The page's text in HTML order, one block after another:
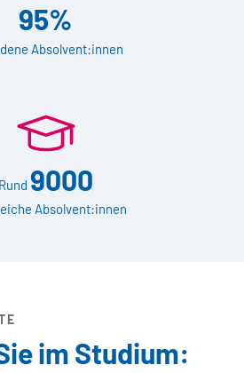
95%
Absolvent:innen
Rund 9000
Absolvent:innen
im Studium: